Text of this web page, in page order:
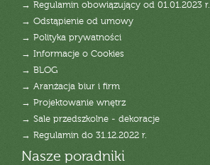
→ Regulamin obowiązujący od 01.01.2023 r.
→ Odstąpienie od umowy
→ Polityka prywatności
→ Informacje o Cookies
→ BLOG
→ Aranżacja biur i firm
→ Projektowanie wnętrz
→ Sale przedszkolne - dekoracje
→ Regulamin do 31.12.2022 r.
Nasze poradniki